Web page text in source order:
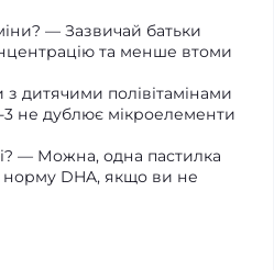
— Зазвичай батьки
та менше втоми
дитячими полівітамінами
не дублює мікроелементи
— Можна, одна пастилка
норму DHA, якщо ви не